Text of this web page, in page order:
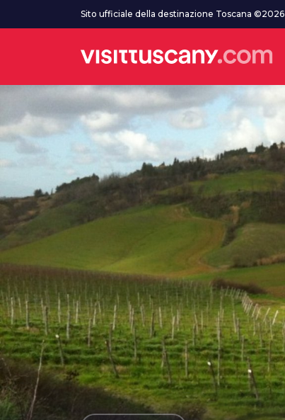
Vai al contenuto principaleSito ufficiale della destinazione Toscana ©2026